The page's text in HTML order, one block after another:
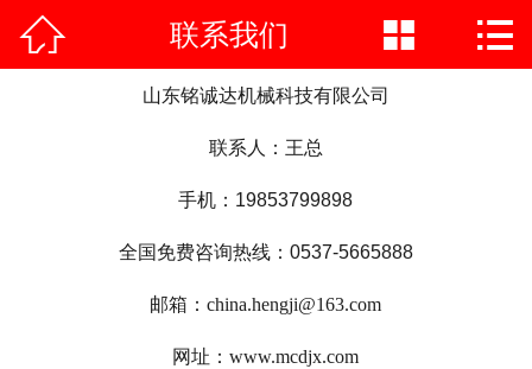
网站首页
公司简介
荣誉资质
 联系我们  
山东铭诚达机械科技有限公司
联系人：王总
手机： 19853799898
全国免费咨询热线： 0537-5665888
邮箱：china.hengji@163.com
网址：www.mcdjx.com